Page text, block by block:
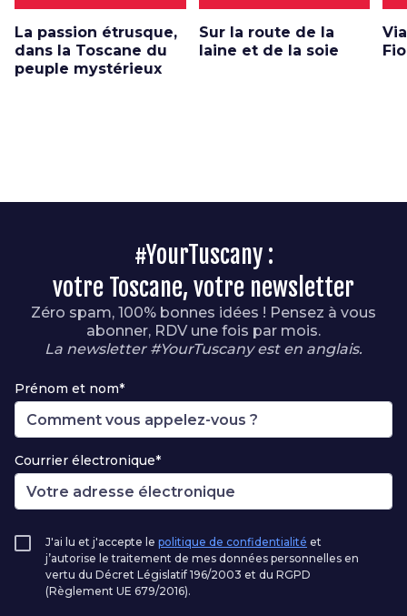
La passion étrusque,
dans la Toscane du
peuple mystérieux
Sur la route de la
laine et de la soie
#YourTuscany :
votre Toscane, votre newsletter
Zéro spam, 100% bonnes idées ! Pensez à vous
abonner, RDV une fois par mois.
La newsletter #YourTuscany est en anglais.
Prénom et nom*
Courrier électronique*
J'ai lu et j'accepte le politique de confidentialité et
j’autorise le traitement de mes données personnelles en
vertu du Décret Législatif 196/2003 et du RGPD
(Règlement UE 679/2016).